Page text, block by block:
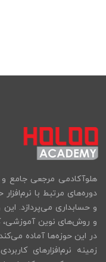
هلوآکادمی مرجعی جامع
و حسابداری می‌پردازد.
و روش‌های نوین آموزشی،
در این حوزه‌ها آماده
زمینه نرم‌افزارهای